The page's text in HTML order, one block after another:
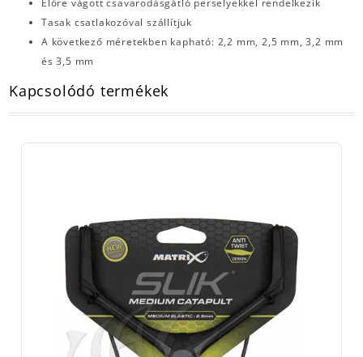
Előre vágott csavarodásgátló perselyekkel rendelkezik
Tasak csatlakozóval szállítjuk
A következő méretekben kapható: 2,2 mm, 2,5 mm, 3,2 mm
és 3,5 mm
Kapcsolódó termékek